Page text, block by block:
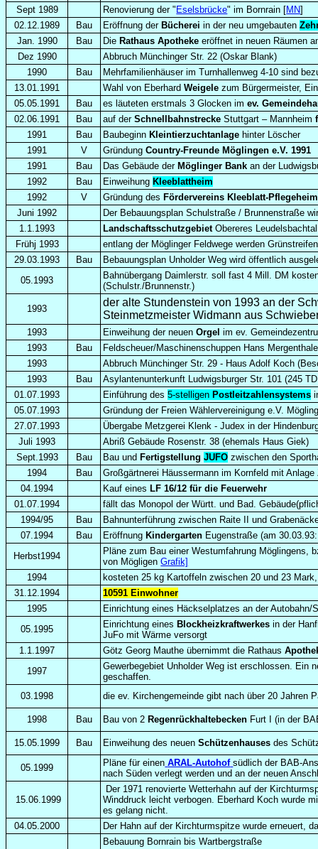
Sept 1989
Renovierung der " Eselsbrücke" im Bornrain [MN]
02.12.1989
Bau Eröffnung der Bücherei in der neu umgebauten
Jan. 1990
Bau Die Rathaus Apotheke eröffnet in neuen Räumen
Dez 1990
Abbruch Münchinger Str. 22 (Oskar Blank)
1990
Bau
Mehrfamilienhäuser im Turnhallenweg 4-10 sind
13.01.1991
Wahl von EberhardWeigele zum Bürgermeister,
05.05.1991
Bau es läuteten erstmals 3 Glocken imev.
02.06.1991
Bau auf derSchnellbahnstrecke Stuttgart – Mannheim
1991
Bau Baubeginn Kleintierzuchtanlage hinter Löscher
1991
V GründungCountry-Freunde Möglingen e.V. 1991
1991
Bau Das Gebäude der Möglinger Bankan der
1992
Bau Einweihung Kleeblattheim
1992
V Gründung des Fördervereins Kleeblatt-Pflegeheim
Juni 1992
Der Bebauungsplan Schulstraße / Brunnenstraße
1.1.1993
LandschaftsschutzgebietObereres
Frühj 1993
entlang der Möglinger Feldwege werden
29.03.1993
Bau
Bebauungsplan Unholder Weg wird öffentlich
05.1993
Bahnübergang Daimlerstr. soll fast 4 Mill. DM
(Schulstr./Brunnenstr.)
1993
der alte Stundenstein von 1993 an der
Steinmetzmeister Widmann aus
1993 Einweihung der neuenOrgel im ev.
1993
Bau
Feldscheuer/Maschinenschuppen Hans
1993
Abbruch Münchinger Str. 29 - Haus Adolf Koch
1993
Bau
Asylantenunterkunft Ludwigsburger Str. 101 (245
01.07.1993
Einführung des5-stelligen Postleitzahlensystems
05.07.1993
Gründung der Freien Wählervereinigung e.V.
27.07.1993
Übergabe Metzgerei Klenk - Judex in der
Juli 1993
Abriß Gebäude Rosenstr. 38 (ehemals Haus Giek)
Sept.1993
Bau Bau und FertigstellungJUFO zwischen den
1994
Bau
Großgärtnerei Häussermann im Kornfeld mit Anlage
04.1994
Kauf eines LF 16/12 für die Feuerwehr
01.07.1994
fällt das Monopol der Württ. und Bad.
1994/95
Bau
Bahnunterführung zwischen Raite II und
07.1994
Bau Eröffnung Kindergarten Eugenstraße (am
Herbst1994
Pläne zum Bau einer Westumfahrung Möglingens,
von MögligenGrafik]
1994
kosteten 25 kg Kartoffeln zwischen 20 und 23
31.12.1994
10591 Einwohner
1995
Einrichtung eines Häckselplatzes an der Autobahn/
05.1995
Einrichtung eines Blockheizkraftwerkes in der
JuFo mit Wärme versorgt
1.1.1997
Götz Georg Mauthe übernimmt die Rathaus
1997
Gewerbegebiet Unholder Weg ist erschlossen. Ein
geschaffen.
03.1998
die ev. Kirchengemeinde gibt nach über 20 Jahren
1998 Bau Bau von 2 Regenrückhaltebecken Furt I (in der
15.05.1999 Bau Einweihung des neuenSchützenhauses des
05.1999 Pläne für einen ARAL-Autohof südlich der BAB-
nach Süden verlegt werden und an der neuen
15.06.1999
Der 1971 renovierte Wetterhahn auf der
Winddruck leicht verbogen. Eberhard Koch wurde
es gelang nicht.
04.05.2000
Der Hahn auf der Kirchturmspitze wurde erneuert,
Bebauung Bornrain bis Wartbergstraße